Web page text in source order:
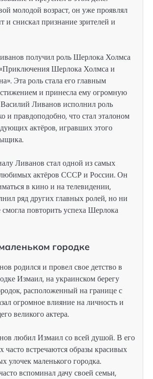
молодой возраст, он уже проявлял
и снискал признание зрителей и
получил роль Шерлока Холмса
«Приключения Шерлока Холмса и
Эта роль стала его главным
и принесла ему огромную
Василий Ливанов исполнил роль
и правдоподобно, что стал эталоном
актёров, игравших этого
Ливанов стал одной из самых
актёров СССР и России. Он
в кино и на телевидении,
ряд других главных ролей, но ни
повторить успеха Шерлока
городке
родился и провел свое детство в
Измаил, на украинском берегу
расположенный на границе с
огромное влияние на личность и
великого актера.
любил Измаил со всей душой. В его
часто встречаются образы красивых
улочек маленького городка.
вспоминал дачу своей семьи,